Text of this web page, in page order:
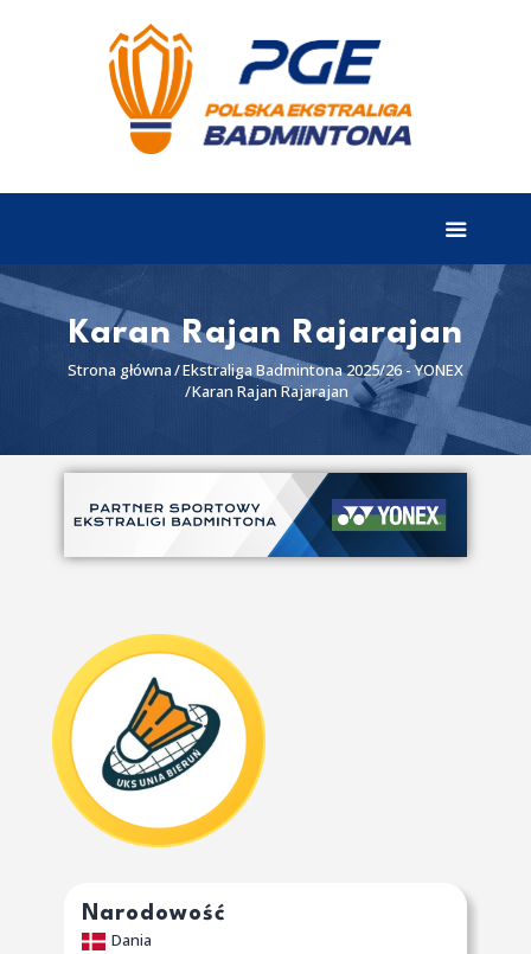
Karan Rajan Rajarajan
Strona główna Ekstraliga Badmintona 2025/26 - YONEX
Karan Rajan Rajarajan
EKSTRALIGA
Aktualności
Tabela
Wyniki
Terminarz
I liga
II liga
Narodowość
Dania